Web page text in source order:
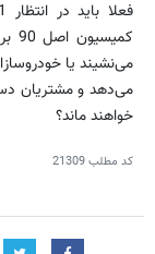
می‌نشیند یا
می‌دهد و مشتریان
خواهند ماند؟
کد مطلب21309